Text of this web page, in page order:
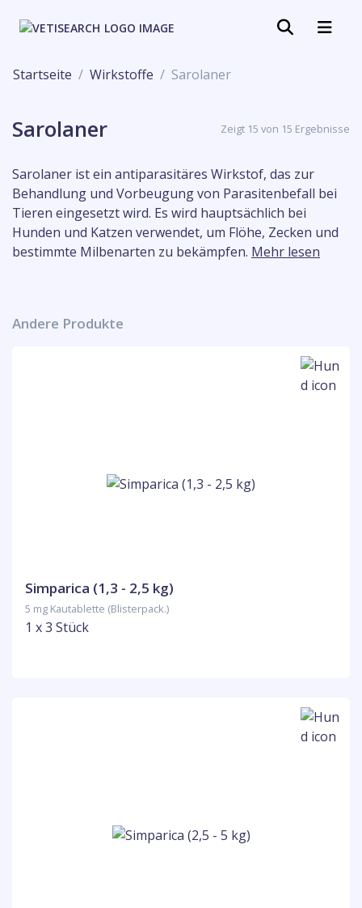
Startseite Wirkstoffe Sarolaner
Sarolaner Zeigt 15 von 15 Ergebnisse
Sarolaner ist ein antiparasitäres Wirkstof, das zur
Behandlung und Vorbeugung von Parasitenbefall bei
Tieren eingesetzt wird. Es wird hauptsächlich bei
Hunden und Katzen verwendet, um Flöhe, Zecken und
bestimmte Milbenarten zu bekämpfen. Mehr lesen
Andere Produkte
Simparica (1,3 - 2,5 kg)
5 mg Kautablette (Blisterpack.)
1 x 3 Stück